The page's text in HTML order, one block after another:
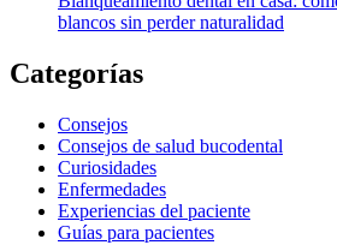
blancos sin perder naturalidad
Categorías
Consejos
Consejos de salud bucodental
Curiosidades
Enfermedades
Experiencias del paciente
Guías para pacientes